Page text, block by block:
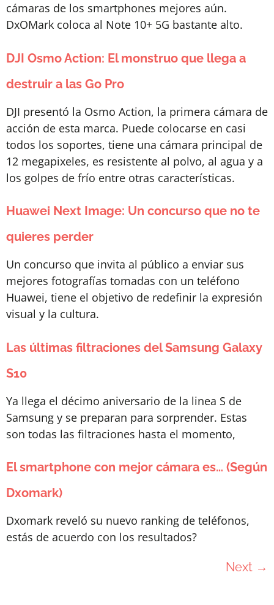
cámaras de los smartphones mejores aún.
DxOMark coloca al Note 10+ 5G bastante alto.
DJI Osmo Action: El monstruo que llega a
destruir a las Go Pro
DJI presentó la Osmo Action, la primera cámara de
acción de esta marca. Puede colocarse en casi
todos los soportes, tiene una cámara principal de
12 megapixeles, es resistente al polvo, al agua y a
los golpes de frío entre otras características.
Huawei Next Image: Un concurso que no te
quieres perder
Un concurso que invita al público a enviar sus
mejores fotografías tomadas con un teléfono
Huawei, tiene el objetivo de redefinir la expresión
visual y la cultura.
Las últimas filtraciones del Samsung Galaxy
S10
Ya llega el décimo aniversario de la linea S de
Samsung y se preparan para sorprender. Estas
son todas las filtraciones hasta el momento,
El smartphone con mejor cámara es… (Según
Dxomark)
Dxomark reveló su nuevo ranking de teléfonos,
estás de acuerdo con los resultados?
Next →